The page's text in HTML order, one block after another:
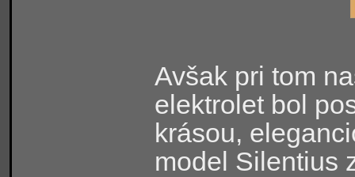
Avšak pri tom
elektrolet bol
krásou,
model Silentius